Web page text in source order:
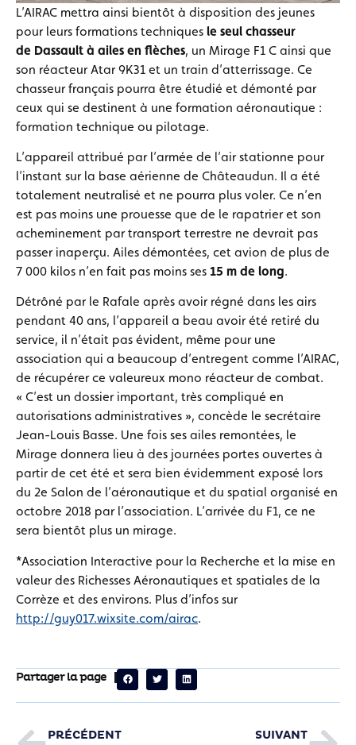
L’AIRAC mettra ainsi bientôt à disposition des jeunes
pour leurs formations techniques le seul chasseur
de Dassault à ailes en flèches, un Mirage F1 C ainsi que
son réacteur Atar 9K31 et un train d’atterrissage. Ce
chasseur français pourra être étudié et démonté par
ceux qui se destinent à une formation aéronautique :
formation technique ou pilotage.
L’appareil attribué par l’armée de l’air stationne pour
l’instant sur la base aérienne de Châteaudun. Il a été
totalement neutralisé et ne pourra plus voler. Ce n’en
est pas moins une prouesse que de le rapatrier et son
acheminement par transport terrestre ne devrait pas
passer inaperçu. Ailes démontées, cet avion de plus de
7 000 kilos n’en fait pas moins ses 15 m de long.
Détrôné par le Rafale après avoir régné dans les airs
pendant 40 ans, l’appareil a beau avoir été retiré du
service, il n’était pas évident, même pour une
association qui a beaucoup d’entregent comme l’AIRAC,
de récupérer ce valeureux mono réacteur de combat.
« C’est un dossier important, très compliqué en
autorisations administratives », concède le secrétaire
Jean-Louis Basse. Une fois ses ailes remontées, le
Mirage donnera lieu à des journées portes ouvertes à
partir de cet été et sera bien évidemment exposé lors
du 2e Salon de l’aéronautique et du spatial organisé en
octobre 2018 par l’association. L’arrivée du F1, ce ne
sera bientôt plus un mirage.
*Association Interactive pour la Recherche et la mise en
valeur des Richesses Aéronautiques et spatiales de la
Corrèze et des environs. Plus d’infos sur
http://guy017.wixsite.com/airac.
Partager la page
PRÉCÉDENT SUIVANT